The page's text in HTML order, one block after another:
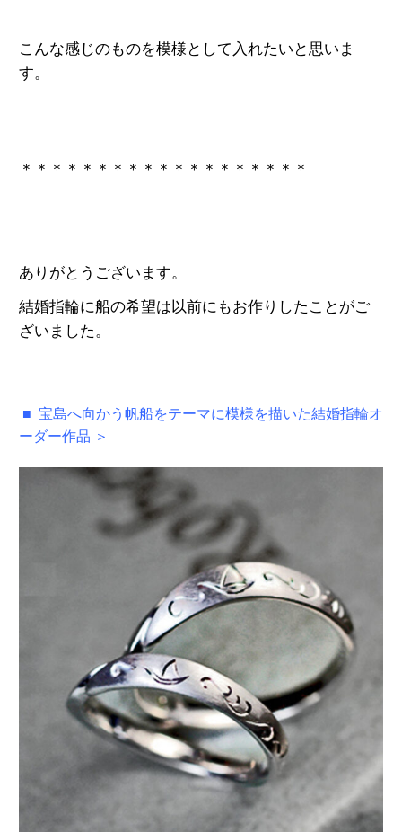
こんな感じのものを模様として入れたいと思いま
す。
＊＊＊＊＊＊＊＊＊＊＊＊＊＊＊＊＊＊＊
ありがとうございます。
結婚指輪に船の希望は以前にもお作りしたことがご
ざいました。
■ 宝島へ向かう帆船をテーマに模様を描いた結婚指輪オ
ーダー作品 ＞